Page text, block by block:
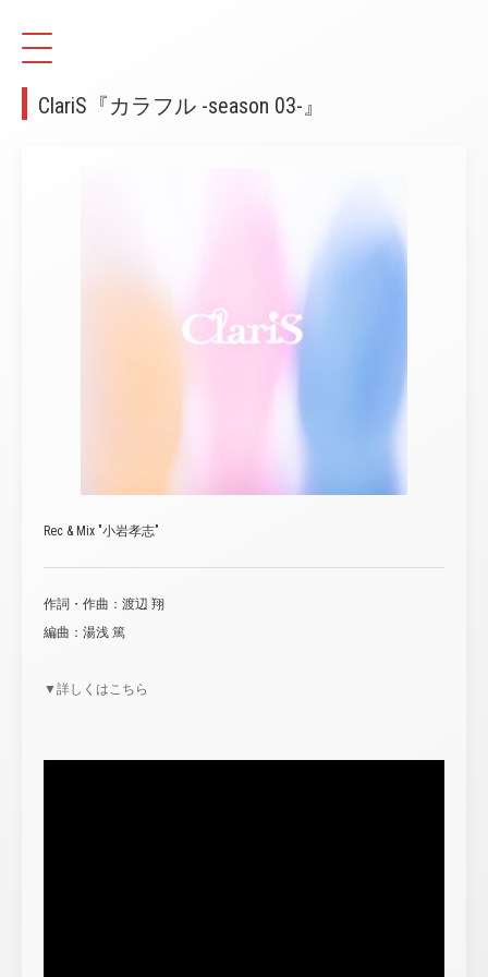
ClariS『カラフル -season 03-』
Rec & Mix "小岩孝志"
作詞・作曲：渡辺 翔
編曲：湯浅 篤
▼詳しくはこちら